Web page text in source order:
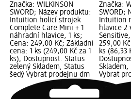
Značka: WILKINSON
SWORD; Název produktu:
Intuition holicí strojek
Complete Care Mini + 1
náhradní hlavice, 1 ks;
Cena: 249,00 Kč; Základní
cena: 1 ks (249,00 Kč za 1
ks); Dostupnost: Status
zelený Skladem, Status
šedý Vybrat prodejnu dm
Značka:
SWORD;
Intuition
hlavice 2
259,00
ks (86,33
Skladem,
Vybrat